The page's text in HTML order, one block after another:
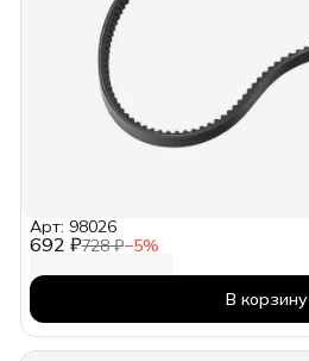
692 ₽728 ₽−5%
Арт: 98026
В корзину